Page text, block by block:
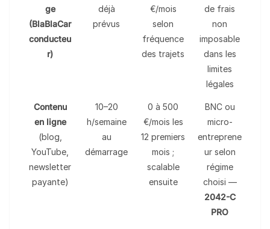
ge
(BlaBlaCar
conducteu
r)
déjà
prévus
€/mois
selon
fréquence
des trajets
de frais
non
imposable
dans les
limites
légales
Contenu
en ligne
(blog,
YouTube,
newsletter
payante)
10–20
h/semaine
au
démarrage
0 à 500
€/mois les
12 premiers
mois ;
scalable
ensuite
BNC ou
micro-
entreprene
ur selon
régime
choisi —
2042-C
PRO